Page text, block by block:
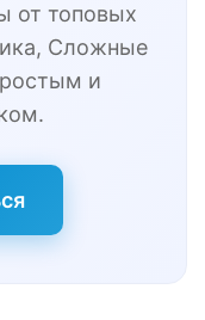
от топовых
Сложные
и